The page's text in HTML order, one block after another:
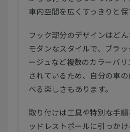
車内空間を広くすっきりと保
フック部分のデザインはど
モダンなスタイルで、ブラ
ージュなど複数のカラーバ
されているため、自分の車
べる楽しさもあります。
取り付けは工具や特別な手
ッドレストポールに引っかけ